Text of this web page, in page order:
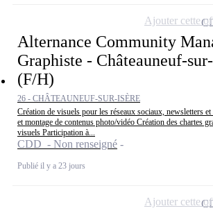
Alternance Community
Graphiste - Châteauneuf-
(F/H)
26 - CHÂTEAUNEUF-SUR-ISÈRE
Création de visuels pour les réseaux sociaux, newsletters
et montage de contenus photo/vidéo Création des chartes
visuels Participation à...
CDD - Non renseigné
Publié il y a 23 jours
Ajouter cette
Ajouter cette